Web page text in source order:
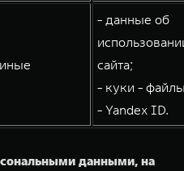
иные
- данные об
сайта;
- куки -
- Yandex ID.
данными, на